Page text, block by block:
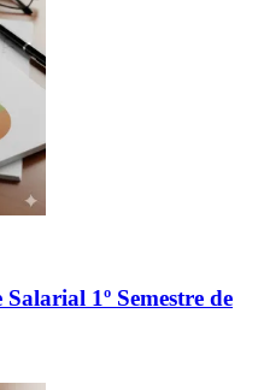
1º Semestre de